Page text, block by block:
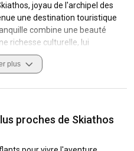
joyau de l'archipel des
une destination touristique
combine une beauté
richesse culturelle, lui
pour le voyageur averti. Fait
seulement magnifique sur
conditions de navigation
charter de yacht à Skiathos
les passionnés de
plus
proches de Skiathos